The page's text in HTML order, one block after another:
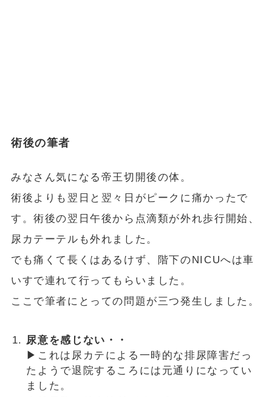
術後の筆者
みなさん気になる帝王切開後の体。
術後よりも翌日と翌々日がピークに痛かったで
す。術後の翌日午後から点滴類が外れ歩行開始、
尿カテーテルも外れました。
でも痛くて長くはあるけず、階下のNICUへは車
いすで連れて行ってもらいました。
ここで筆者にとっての問題が三つ発生しました。
尿意を感じない・・
▶これは尿カテによる一時的な排尿障害だっ
たようで退院するころには元通りになってい
ました。